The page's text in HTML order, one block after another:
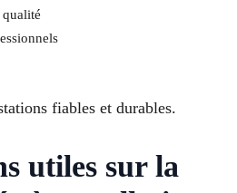
fiables et durables.
utiles sur la